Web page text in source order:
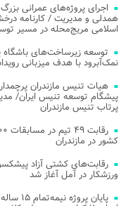
اجرای پروژه‌های عمرانی
همدلی و مدیریت / کارنامه
اسلامی مریج‌محله در مسیر
توسعه زیرساخت‌های باشگاه
نمک‌آبرود با هدف میزبانی
هیات تنیس مازندران
پیشگام توسعه تنیس ایران/
پرتاب تنیس مازندران
کشور در مازندران
ورزشکار در آمل آغاز شد
پایان